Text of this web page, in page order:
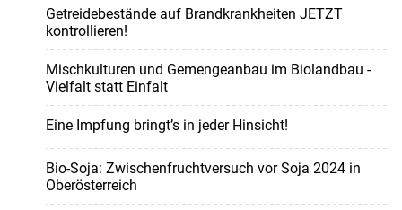
Getreidebestände auf Brandkrankheiten JETZT
kontrollieren!
Mischkulturen und Gemengeanbau im Biolandbau -
Vielfalt statt Einfalt
Eine Impfung bringt’s in jeder Hinsicht!
Bio-Soja: Zwischenfruchtversuch vor Soja 2024 in
Oberösterreich